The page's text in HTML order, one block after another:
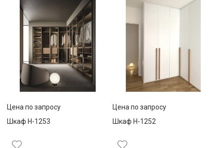
Цена по запросу
Шкаф Н-1253
Цена по запросу
Шкаф Н-1252